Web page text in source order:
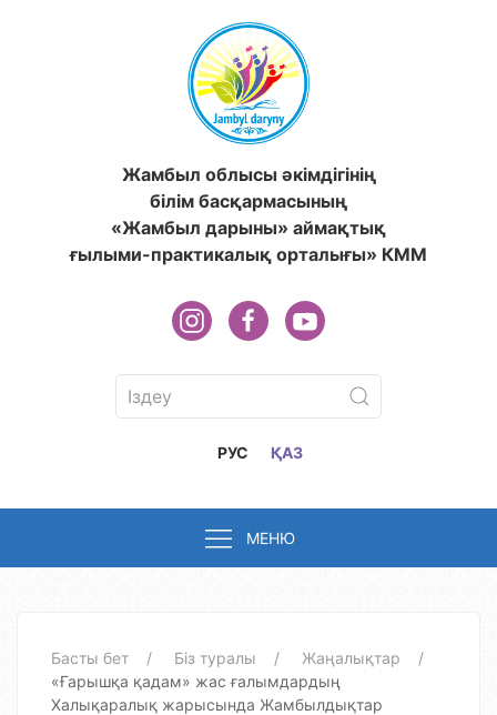
Жамбыл облысы әкімдігінің
білім басқармасының
«Жамбыл дарыны» аймақтық
ғылыми-практикалық орталығы» КММ
РУС ҚАЗ
МЕНЮ
Басты бет Біз туралы
Жаңалықтар
«Ғарышқа қадам» жас ғалымдардың
Халықаралық жарысында Жамбылдықтар